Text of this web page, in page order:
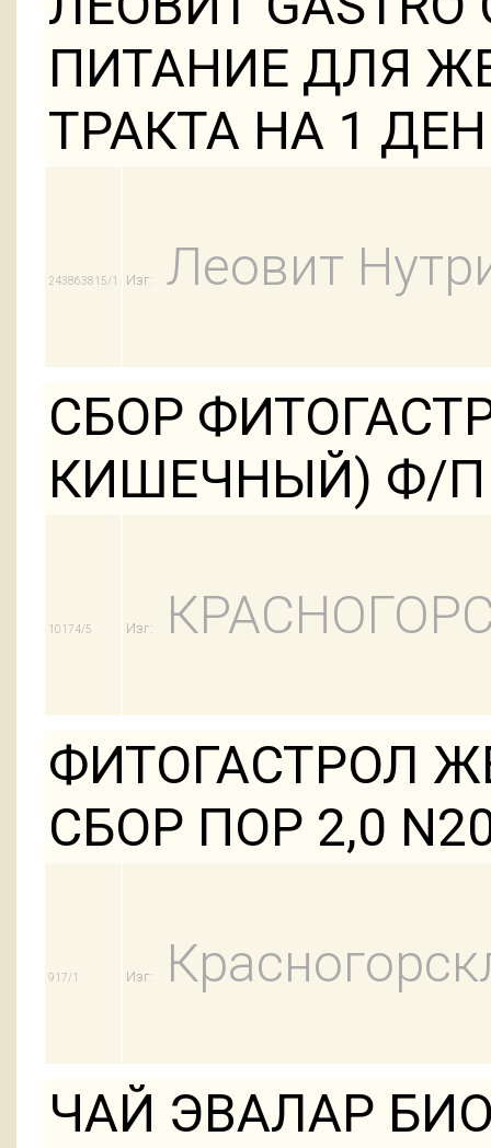
ПИТАНИЕ ДЛЯ
ТРАКТА НА 1
243863815/1 Изг: Леовит
СБОР
КИШЕЧНЫЙ) Ф/П
10174/5 Изг:
ФИТОГАСТРОЛ
СБОР ПОР 2,0
917/1 Изг:
ЧАЙ ЭВАЛАР